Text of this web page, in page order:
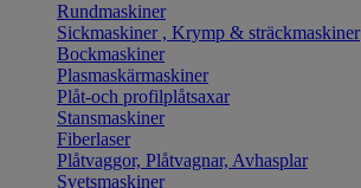
Rundmaskiner
Sickmaskiner , Krymp & sträckmaskiner
Bockmaskiner
Plasmaskärmaskiner
Plåt-och profilplåtsaxar
Stansmaskiner
Fiberlaser
Plåtvaggor, Plåtvagnar, Avhasplar
Svetsmaskiner